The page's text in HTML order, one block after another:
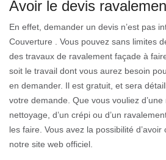
Avoir le devis
En effet, demander un devis n’est pas
Couverture . Vous pouvez sans limites
des travaux de ravalement façade à
soit le travail dont vous aurez besoin
en demander. Il est gratuit, et sera
votre demande. Que vous vouliez d’une
nettoyage, d’un crépi ou d’un
les faire. Vous avez la possibilité
notre site web officiel.